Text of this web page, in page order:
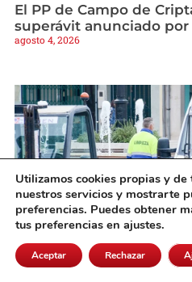
El PP de Campo de
superávit anunciado
agosto 4, 2026
Utilizamos cookies propias y
nuestros servicios y mostrarte
preferencias. Puedes obtener
tus preferencias en ajustes.
Aceptar Rechazar